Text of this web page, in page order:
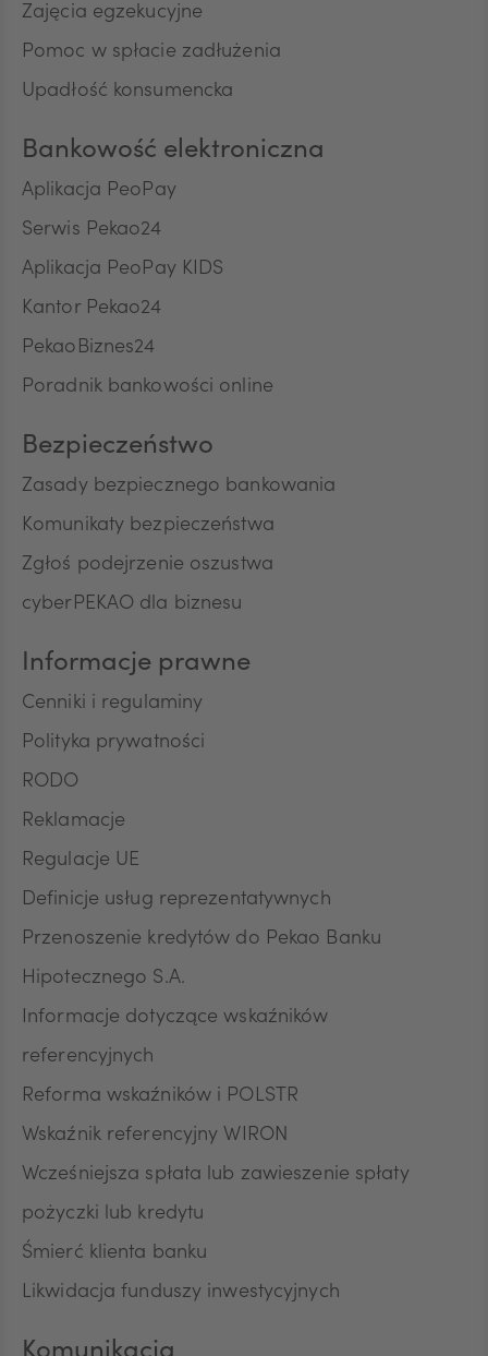
ZAR
Zajęcia egzekucyjne
Pomoc w spłacie zadłużenia
Upadłość konsumencka
Bankowość elektroniczna
Aplikacja PeoPay
Serwis Pekao24
Aplikacja PeoPay KIDS
Kantor Pekao24
PekaoBiznes24
Poradnik bankowości online
Bezpieczeństwo
Zasady bezpiecznego bankowania
Komunikaty bezpieczeństwa
Zgłoś podejrzenie oszustwa
cyberPEKAO dla biznesu
Informacje prawne
Cenniki i regulaminy
Polityka prywatności
RODO
Reklamacje
Regulacje UE
Definicje usług reprezentatywnych
Przenoszenie kredytów do Pekao Banku
Hipotecznego S.A.
Informacje dotyczące wskaźników
referencyjnych
Reforma wskaźników i POLSTR
Wskaźnik referencyjny WIRON
Wcześniejsza spłata lub zawieszenie spłaty
pożyczki lub kredytu
Śmierć klienta banku
Likwidacja funduszy inwestycyjnych